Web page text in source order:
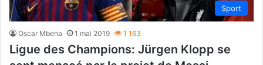
Sport
Oscar Mbena 1 mai 2019 1 163
Ligue des Champions: Jürgen Klopp se